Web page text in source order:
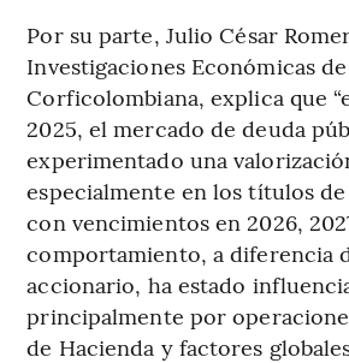
Por su parte, Julio César
Investigaciones Económicas de
Corficolombiana, explica que
2025, el mercado de deuda
experimentado una
especialmente en los títulos
con vencimientos en 2026,
comportamiento, a diferencia
accionario, ha estado
principalmente por
de Hacienda y factores